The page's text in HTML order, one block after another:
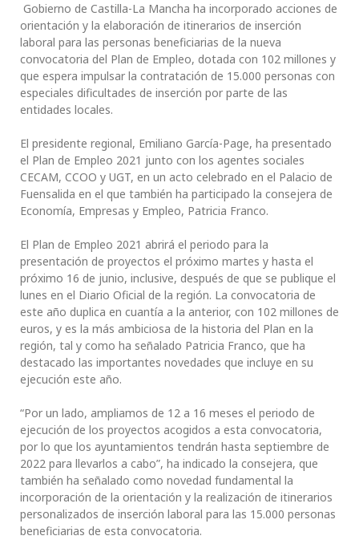
Gobierno de Castilla-La Mancha ha incorporado acciones de
orientación y la elaboración de itinerarios de inserción
laboral para las personas beneficiarias de la nueva
convocatoria del Plan de Empleo, dotada con 102 millones y
que espera impulsar la contratación de 15.000 personas con
especiales dificultades de inserción por parte de las
entidades locales.
El presidente regional, Emiliano García-Page, ha presentado
el Plan de Empleo 2021 junto con los agentes sociales
CECAM, CCOO y UGT, en un acto celebrado en el Palacio de
Fuensalida en el que también ha participado la consejera de
Economía, Empresas y Empleo, Patricia Franco.
El Plan de Empleo 2021 abrirá el periodo para la
presentación de proyectos el próximo martes y hasta el
próximo 16 de junio, inclusive, después de que se publique el
lunes en el Diario Oficial de la región. La convocatoria de
este año duplica en cuantía a la anterior, con 102 millones de
euros, y es la más ambiciosa de la historia del Plan en la
región, tal y como ha señalado Patricia Franco, que ha
destacado las importantes novedades que incluye en su
ejecución este año.
“Por un lado, ampliamos de 12 a 16 meses el periodo de
ejecución de los proyectos acogidos a esta convocatoria,
por lo que los ayuntamientos tendrán hasta septiembre de
2022 para llevarlos a cabo”, ha indicado la consejera, que
también ha señalado como novedad fundamental la
incorporación de la orientación y la realización de itinerarios
personalizados de inserción laboral para las 15.000 personas
beneficiarias de esta convocatoria.